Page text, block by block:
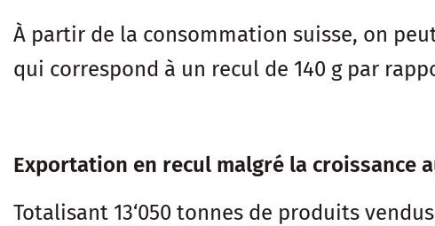
À partir de la consommation suisse, on
qui correspond à un recul de 140 g par
Exportation en recul malgré la croissance
Totalisant 13‘050 tonnes de produits